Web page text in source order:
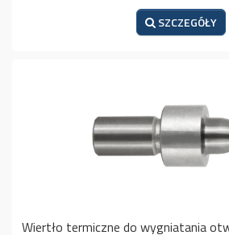
SZCZEGÓŁY
Wiertło termiczne do wygniatania